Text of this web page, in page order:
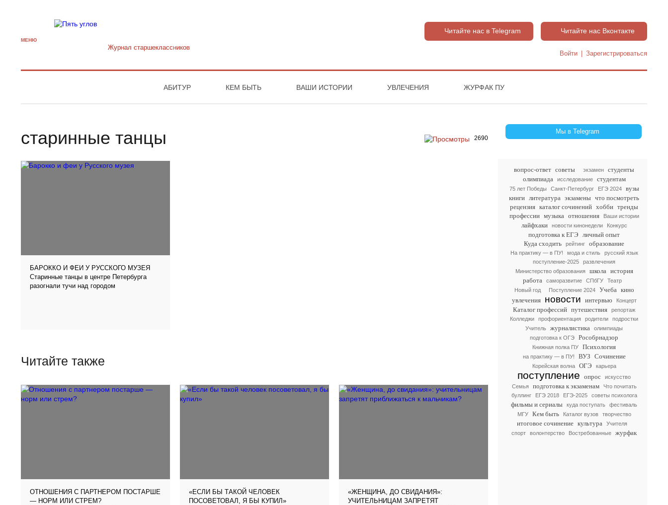
МЕНЮ
Журнал старшекласcников
Читайте нас в Telegram Читайте нас Вконтакте
Войти Зарегистрироваться
АБИТУР КЕМ БЫТЬ ВАШИ ИСТОРИИ УВЛЕЧЕНИЯ ЖУРФАК ПУ
Мы в Telegram
вопрос-ответ советы экзамен
студенты
олимпиада
исследование студентам
75 лет Победы Санкт-Петербург ЕГЭ 2024
вузы
книги литература экзамены что посмотреть
рецензия каталог сочинений хобби тренды
профессии музыка отношения Ваши истории
лайфхаки новости кинонедели Конкурс
подготовка к ЕГЭ
личный опыт
Куда сходить
рейтинг образование
На практику — в ПУ! мода и стиль
русский язык
поступление-2025
развлечения
Министерство образования
школа история
работа
саморазвитие СПбГУ
Театр
Новый год
Поступление 2024 Учеба кино
увлечения
новости интервью Концерт
Каталог профессий путешествия
репортаж
Колледжи
профориентация родители
подростки
Учитель
журналистика
олимпиады
подготовка к ОГЭ
Рособрнадзор
Книжная полка ПУ Психология
на практику — в ПУ! ВУЗ Сочинение
Корейская волна ОГЭ карьера
поступление опрос
искусство
Семья
подготовка к экзаменам
Что почитать
буллинг
ЕГЭ 2018 ЕГЭ-2025 советы психолога
фильмы и сериалы куда поступать
фестиваль
МГУ
Кем быть Каталог вузов творчество
итоговое сочинение культура
Учителя
спорт
волонтерство Востребованные журфак
2690
старинные танцы
БАРОККО И ФЕИ У РУССКОГО МУЗЕЯ
Старинные танцы в центре Петербурга
разогнали тучи над городом
Читайте также
ОТНОШЕНИЯ С ПАРТНЕРОМ ПОСТАРШЕ
— НОРМ ИЛИ СТРЕМ?
«ЕСЛИ БЫ ТАКОЙ ЧЕЛОВЕК
ПОСОВЕТОВАЛ, Я БЫ КУПИЛ»
«ЖЕНЩИНА, ДО СВИДАНИЯ»:
УЧИТЕЛЬНИЦАМ ЗАПРЕТЯТ